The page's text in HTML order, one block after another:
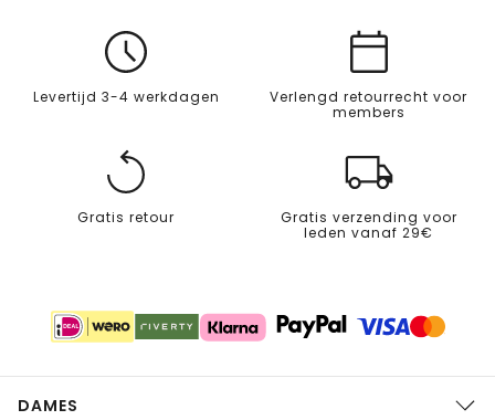
Levertijd 3-4 werkdagen
Verlengd retourrecht voor
members
Gratis retour
Gratis verzending voor
leden vanaf 29€
DAMES